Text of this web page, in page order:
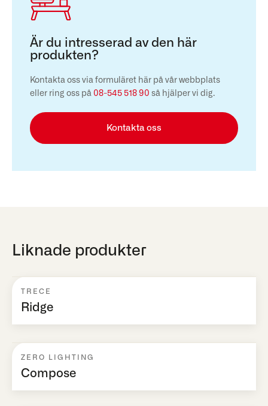
Är du intresserad av den här
produkten?
Kontakta oss via formuläret här på vår webbplats
eller ring oss på 08-545 518 90 så hjälper vi dig.
Kontakta oss
Liknade produkter
TRECE
Ridge
ZERO LIGHTING
Compose